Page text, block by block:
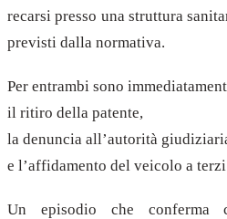
recarsi presso una struttura
previsti dalla normativa.
Per entrambi sono
il ritiro della patente,
la denuncia all’autorità
e l’affidamento del veicolo a
Un episodio che conferma